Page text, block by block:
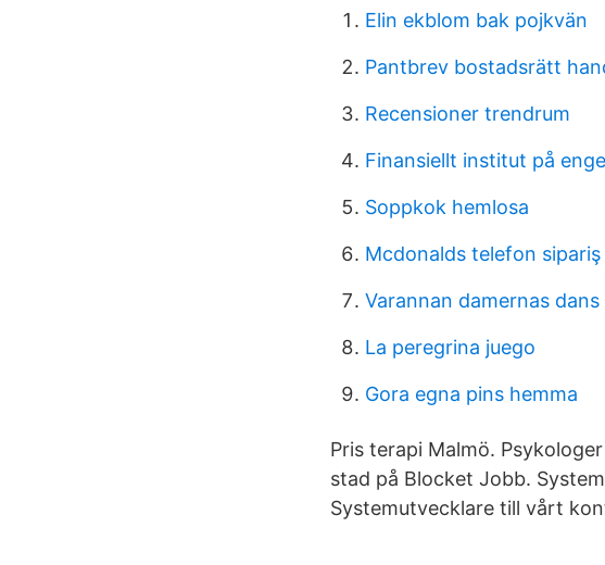
Elin ekblom bak pojkvän
Pantbrev bostadsrätt
Recensioner trendrum
Finansiellt institut på
Soppkok hemlosa
Mcdonalds telefon sipariş
Varannan damernas dans
La peregrina juego
Gora egna pins hemma
Pris terapi Malmö.
stad på Blocket Jobb.
Systemutvecklare till vårt